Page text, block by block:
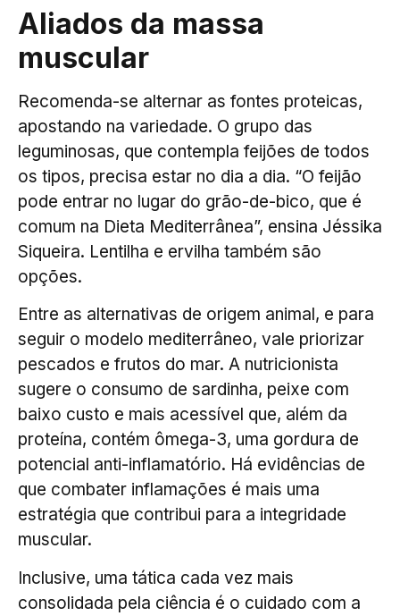
Aliados da massa
muscular
Recomenda-se alternar as fontes proteicas,
apostando na variedade. O grupo das
leguminosas, que contempla feijões de todos
os tipos, precisa estar no dia a dia. “O feijão
pode entrar no lugar do grão-de-bico, que é
comum na Dieta Mediterrânea”, ensina Jéssika
Siqueira. Lentilha e ervilha também são
opções.
Entre as alternativas de origem animal, e para
seguir o modelo mediterrâneo, vale priorizar
pescados e frutos do mar. A nutricionista
sugere o consumo de sardinha, peixe com
baixo custo e mais acessível que, além da
proteína, contém ômega-3, uma gordura de
potencial anti-inflamatório. Há evidências de
que combater inflamações é mais uma
estratégia que contribui para a integridade
muscular.
Inclusive, uma tática cada vez mais
consolidada pela ciência é o cuidado com a